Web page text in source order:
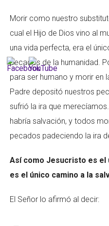
Morir como nuestro
cual el Hijo de Dios vino al
una vida perfecta, era el
pecados de la humanidad.
para ser humano y morir en
Padre depositó nuestros
sufrió la ira que
habría salvación, y todos
pecados padeciendo la ira
Así como Jesucristo es el
es el único camino a la
El Señor lo afirmó al decir: